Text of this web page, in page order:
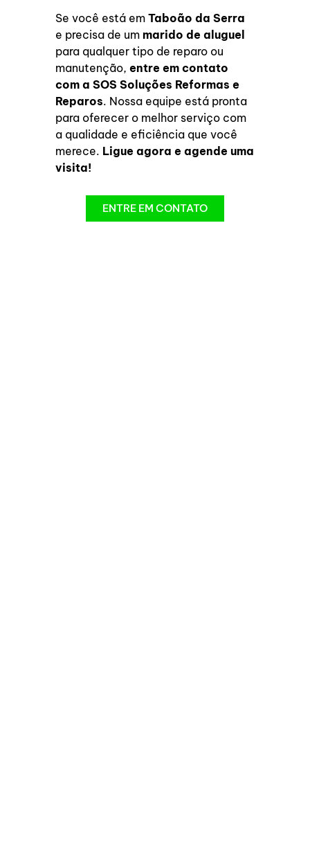
Se você está emTaboão da Serra
e precisa de um marido de aluguel
para qualquer tipo de reparo ou
manutenção,entre em contato
com a SOS Soluções Reformas e
Reparos. Nossa equipe está pronta
para oferecer o melhor serviço com
a qualidade e eficiência que você
merece. Ligue agora e agende uma
visita!
ENTRE EM CONTATO